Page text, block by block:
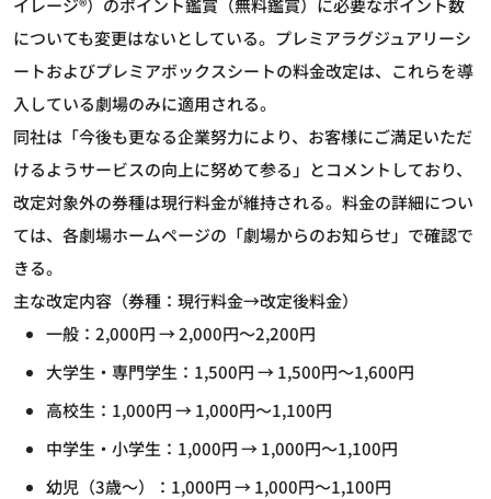
についても変更はないとしている。プレミアラグジュアリーシ
ートおよびプレミアボックスシートの料金改定は、これらを導
入している劇場のみに適用される。
同社は「今後も更なる企業努力により、お客様にご満足いただ
けるようサービスの向上に努めて参る」とコメントしており、
改定対象外の券種は現行料金が維持される。料金の詳細につい
ては、各劇場ホームページの「劇場からのお知らせ」で確認で
きる。
主な改定内容（券種：現行料金→改定後料金）
一般：2,000円 → 2,000円～2,200円
大学生・専門学生：1,500円 → 1,500円～1,600円
高校生：1,000円 → 1,000円～1,100円
中学生・小学生：1,000円 → 1,000円～1,100円
幼児（3歳～）：1,000円 → 1,000円～1,100円